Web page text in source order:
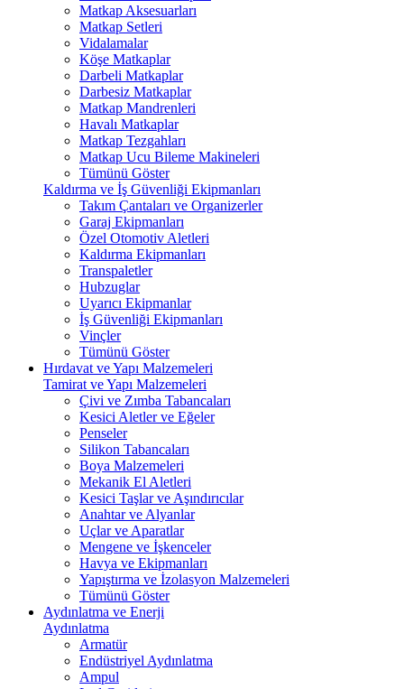
Matkap Aksesuarları
Matkap Setleri
Vidalamalar
Köşe Matkaplar
Darbeli Matkaplar
Darbesiz Matkaplar
Matkap Mandrenleri
Havalı Matkaplar
Matkap Tezgahları
Matkap Ucu Bileme Makineleri
Tümünü Göster
Kaldırma ve İş Güvenliği Ekipmanları
Takım Çantaları ve Organizerler
Garaj Ekipmanları
Özel Otomotiv Aletleri
Kaldırma Ekipmanları
Transpaletler
Hubzuglar
Uyarıcı Ekipmanlar
İş Güvenliği Ekipmanları
Vinçler
Tümünü Göster
Hırdavat ve Yapı Malzemeleri
Tamirat ve Yapı Malzemeleri
Çivi ve Zımba Tabancaları
Kesici Aletler ve Eğeler
Penseler
Silikon Tabancaları
Boya Malzemeleri
Mekanik El Aletleri
Kesici Taşlar ve Aşındırıcılar
Anahtar ve Alyanlar
Uçlar ve Aparatlar
Mengene ve İşkenceler
Havya ve Ekipmanları
Yapıştırma ve İzolasyon Malzemeleri
Tümünü Göster
Aydınlatma ve Enerji
Aydınlatma
Armatür
Endüstriyel Aydınlatma
Ampul